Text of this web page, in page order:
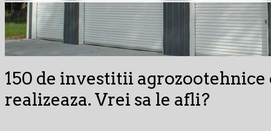
150 de investitii agrozootehnice
realizeaza. Vrei sa le afli?